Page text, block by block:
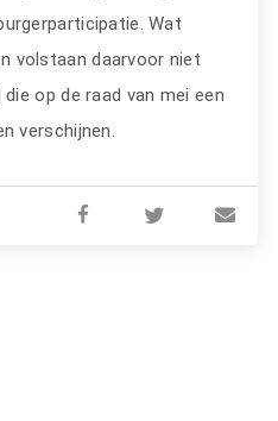
Wat
volstaan daarvoor niet
op de raad van mei een
verschijnen.